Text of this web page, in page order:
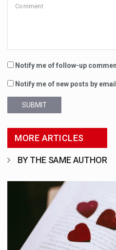
Notify me of follow-up
Notify me of new posts by
SUBMIT
MORE ARTICLES
BY THE SAME AUTHOR